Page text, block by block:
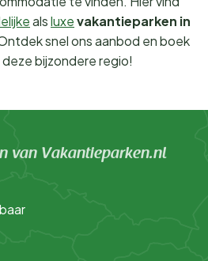
alsluxevakantieparken in
snel ons aanbod en boek
bijzondere regio!
van Vakantieparken.nl